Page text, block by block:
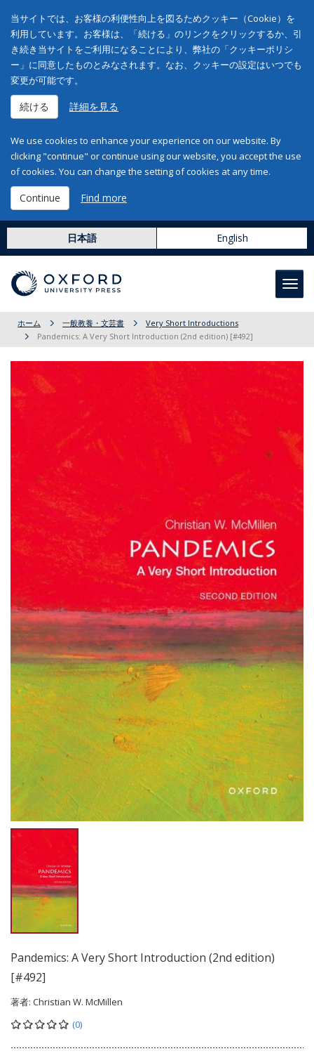
当サイトでは、お客様の利便性向上を図るためクッキー（Cookie）を
利用しています。お客様は、「続ける」のリンクをクリックするか、引
き続き当サイトをご利用になることにより、弊社の「クッキーポリシ
ー」に同意したものとみなされます。なお、クッキーの設定はいつでも
変更が可能です。
続ける 詳細を見る
We use cookies to enhance your experience on our website. By
clicking "continue" or continue using our website, you accept the use
of cookies. You can change the setting of cookies at any time.
Continue Find more
日本語 English
ホーム 一般教養・文芸書
Very Short Introductions
Pandemics: A Very Short Introduction (2nd edition) [#492]
Pandemics: A Very Short Introduction (2nd edition)
[#492]
著者: Christian W. McMillen
(0)